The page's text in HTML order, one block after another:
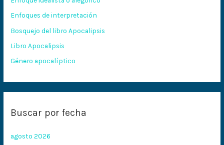
p
o
r
:
Enfoques de interpretación
Bosquejo del libro Apocalipsis
Libro Apocalipsis
Género apocalíptico
Buscar por fecha
agosto 2026